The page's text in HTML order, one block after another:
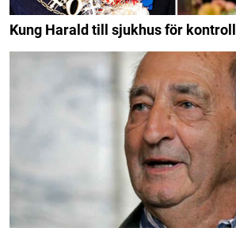
Kung Harald till sjukhus för kontroll